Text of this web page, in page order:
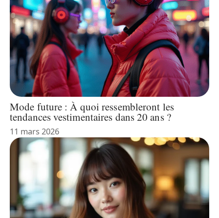
Mode future : À quoi ressembleront les
tendances vestimentaires dans 20 ans ?
11 mars 2026